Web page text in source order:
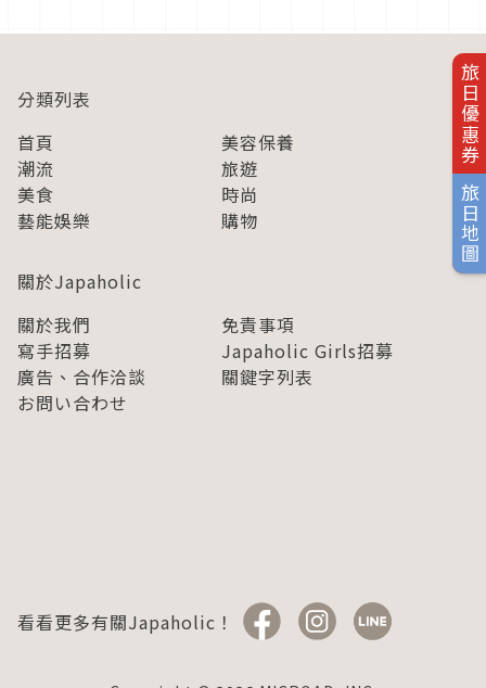
旅日優惠券
旅日地圖
分類列表
首頁
美容保養
潮流
旅遊
美食
時尚
藝能娛樂
購物
關於Japaholic
關於我們
免責事項
寫手招募
Japaholic Girls招募
廣告、合作洽談
關鍵字列表
お問い合わせ
看看更多有關Japaholic！